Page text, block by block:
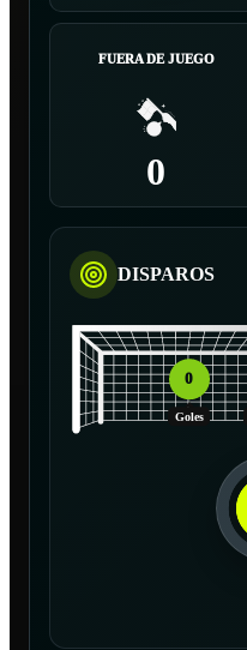
FUERA DE JUEGO
0
DISPAROS
0
Goles